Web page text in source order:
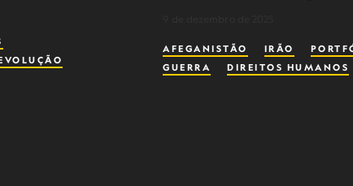
AFEGANISTÃO IRÃO
GUERRA
DIREITOS HUMANOS